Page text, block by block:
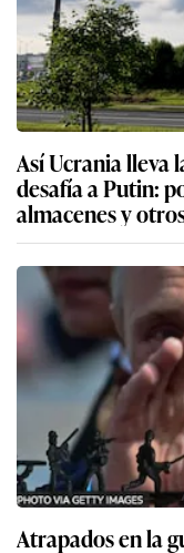
Así Ucrania lleva
desafía a Putin:
almacenes y
Atrapados en la